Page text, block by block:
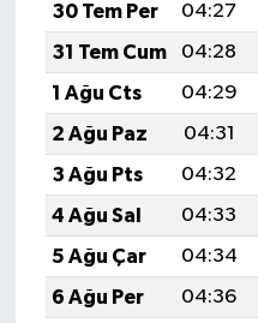
30 Tem Per
04:27
31 Tem Cum
04:28
1 Ağu Cts
04:29
2 Ağu Paz
04:31
3 Ağu Pts
04:32
4 Ağu Sal
04:33
5 Ağu Çar
04:34
6 Ağu Per
04:36